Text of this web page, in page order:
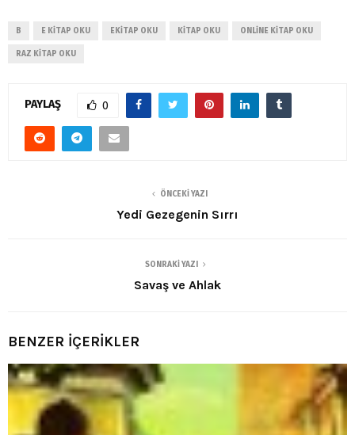
B E KITAP OKU EKITAP OKU KITAP OKU ONLINE KITAP OKU
RAZ KITAP OKU
PAYLAŞ 0
ÖNCEKI YAZI
Yedi Gezegenin Sırrı
SONRAKI YAZI
Savaş ve Ahlak
BENZER İÇERİKLER